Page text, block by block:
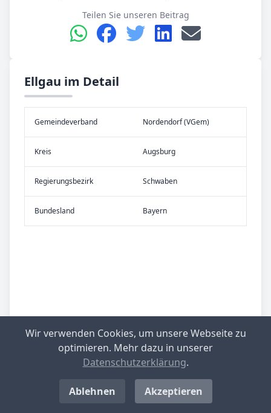
Teilen Sie unseren Beitrag
Ellgau im Detail
Gemeinde­verband Nordendorf (VGem)
Kreis Augsburg
Re­gier­ungs­bezirk Schwaben
Bundes­land Bayern
Wir verwenden Cookies, um unsere Webseite zu
optimieren. Mehr dazu in unserer
Datenschutzerklärung.
Ablehnen Akzeptieren